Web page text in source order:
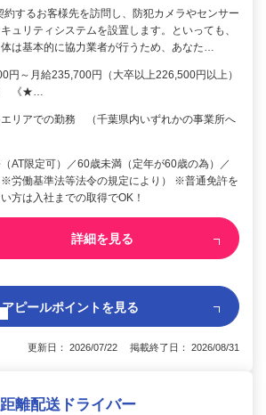
約するお客様先を訪問し、防犯カメラやセンサー
ュリティシステムを設置します。といっても、
は基本的に協力業者が行うため、あなた…
円～月給235,700円（大卒以上226,500円以上）
《★…
リアでの勤務 （千葉県内いずれかの事業所へ
AT限定可）／60歳未満（定年が60歳の為）／
労働基準法等法令の規定により） ※普通免許を
方は入社までの取得でOK！
詳細を見る
アピールポイントを見る
更新日： 2026/07/22 掲載終了日： 2026/08/31
離配送ドライバー